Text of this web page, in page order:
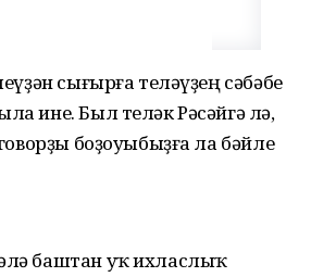
сығырға теләүҙең сәбәбе
ине. Был теләк Рәсәйгә лә,
боҙоуыбыҙға ла бәйле
баштан уҡ ихласлыҡ